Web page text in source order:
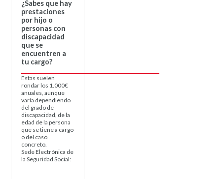
¿Sabes que hay
prestaciones
por hijo o
personas con
discapacidad
que se
encuentren a
tu cargo?
Estas suelen
rondar los 1.000€
anuales, aunque
varía dependiendo
del grado de
discapacidad, de la
edad de la persona
que se tiene a cargo
o del caso
concreto.
Sede Electrónica de
la Seguridad Social: